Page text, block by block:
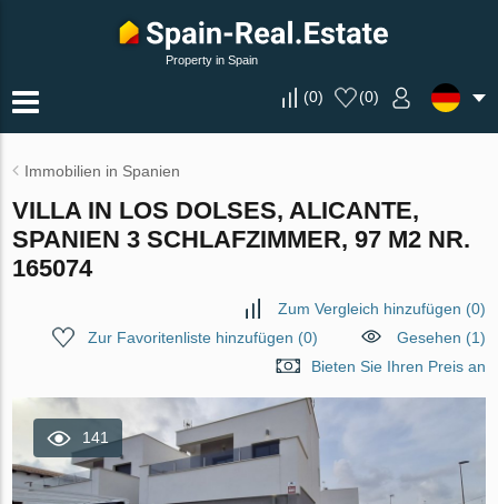
Property in Spain
(0) (0)
Immobilien in Spanien
VILLA IN LOS DOLSES, ALICANTE,
SPANIEN 3 SCHLAFZIMMER, 97 M2 NR.
165074
Zum Vergleich hinzufügen (0)
Zur Favoritenliste hinzufügen (0)
Gesehen (1)
Bieten Sie Ihren Preis an
141